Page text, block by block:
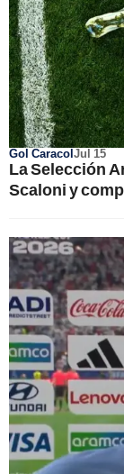
Gol CaracolJul 15
La Selección
Scaloni y